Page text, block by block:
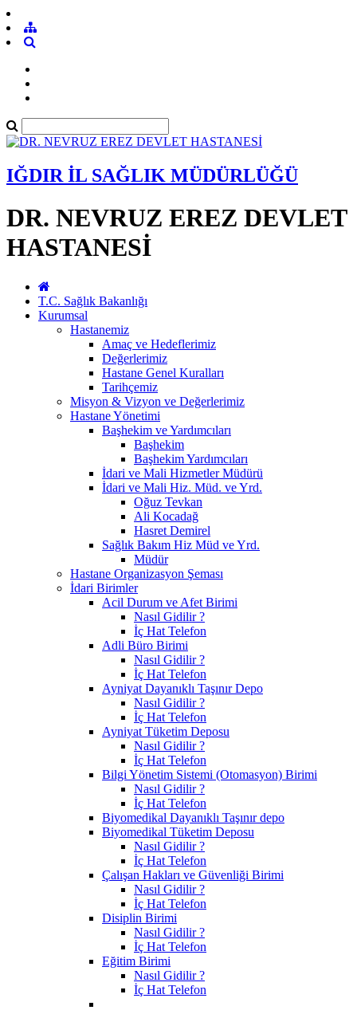
IĞDIR İL SAĞLIK MÜDÜRLÜĞÜ
DR. NEVRUZ EREZ DEVLET
HASTANESİ
T.C. Sağlık Bakanlığı
Kurumsal
Hastanemiz
Amaç ve Hedeflerimiz
Değerlerimiz
Hastane Genel Kuralları
Tarihçemiz
Misyon & Vizyon ve Değerlerimiz
Hastane Yönetimi
Başhekim ve Yardımcıları
Başhekim
Başhekim Yardımcıları
İdari ve Mali Hizmetler Müdürü
İdari ve Mali Hiz. Müd. ve Yrd.
Oğuz Tevkan
Ali Kocadağ
Hasret Demirel
Sağlık Bakım Hiz Müd ve Yrd.
Müdür
Hastane Organizasyon Şeması
İdari Birimler
Acil Durum ve Afet Birimi
Nasıl Gidilir ?
İç Hat Telefon
Adli Büro Birimi
Nasıl Gidilir ?
İç Hat Telefon
Ayniyat Dayanıklı Taşınır Depo
Nasıl Gidilir ?
İç Hat Telefon
Ayniyat Tüketim Deposu
Nasıl Gidilir ?
İç Hat Telefon
Bilgi Yönetim Sistemi (Otomasyon) Birimi
Nasıl Gidilir ?
İç Hat Telefon
Biyomedikal Dayanıklı Taşınır depo
Biyomedikal Tüketim Deposu
Nasıl Gidilir ?
İç Hat Telefon
Çalışan Hakları ve Güvenliği Birimi
Nasıl Gidilir ?
İç Hat Telefon
Disiplin Birimi
Nasıl Gidilir ?
İç Hat Telefon
Eğitim Birimi
Nasıl Gidilir ?
İç Hat Telefon